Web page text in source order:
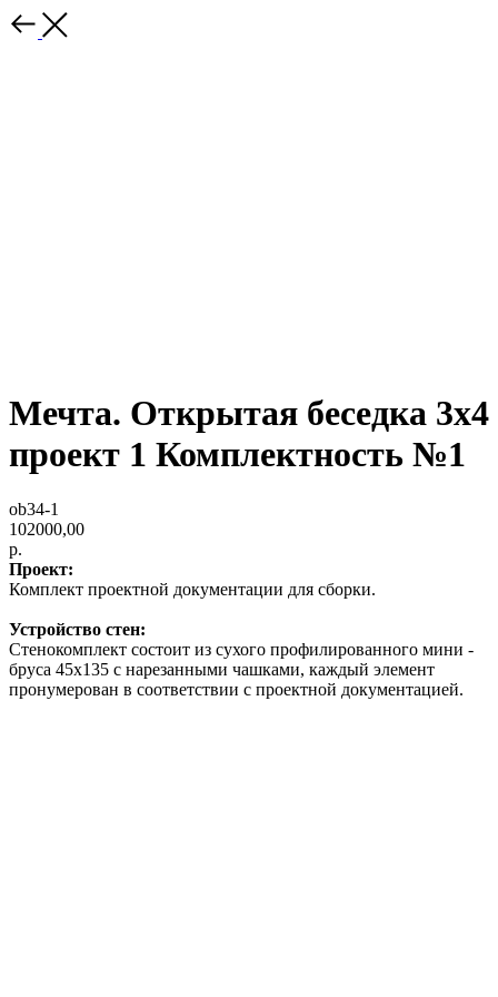
Мечта. Открытая беседка 3х4
проект 1 Комплектность №1
ob34-1
102000,00
р.
Проект:
Комплект проектной документации для сборки.
Устройство стен:
Стенокомплект состоит из сухого профилированного мини -
бруса 45х135 с нарезанными чашками, каждый элемент
пронумерован в соответствии с проектной документацией.